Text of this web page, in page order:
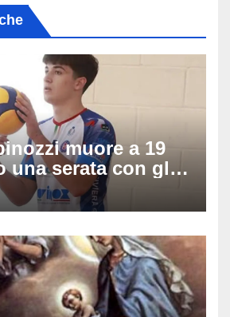
muore a 19
una serata con gli
dello
frenata